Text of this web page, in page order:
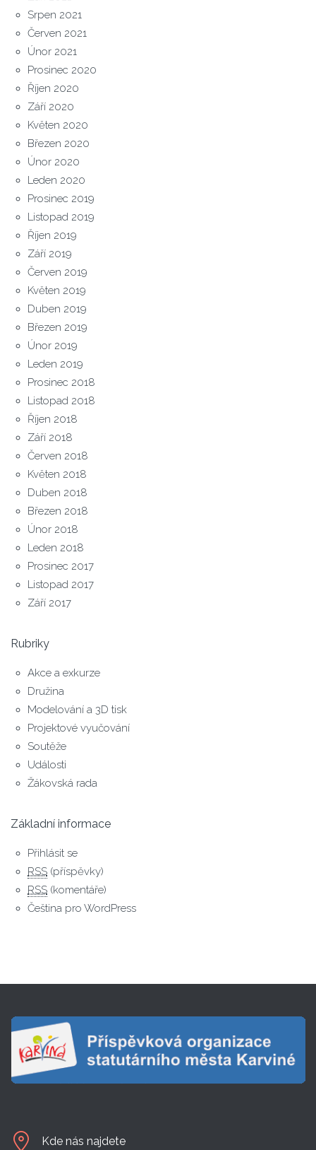
Srpen 2021
Červen 2021
Únor 2021
Prosinec 2020
Říjen 2020
Září 2020
Květen 2020
Březen 2020
Únor 2020
Leden 2020
Prosinec 2019
Listopad 2019
Říjen 2019
Září 2019
Červen 2019
Květen 2019
Duben 2019
Březen 2019
Únor 2019
Leden 2019
Prosinec 2018
Listopad 2018
Říjen 2018
Září 2018
Červen 2018
Květen 2018
Duben 2018
Březen 2018
Únor 2018
Leden 2018
Prosinec 2017
Listopad 2017
Září 2017
Rubriky
Akce a exkurze
Družina
Modelování a 3D tisk
Projektové vyučování
Soutěže
Události
Žákovská rada
Základní informace
Přihlásit se
RSS (příspěvky)
RSS (komentáře)
Čeština pro WordPress
Kde nás najdete